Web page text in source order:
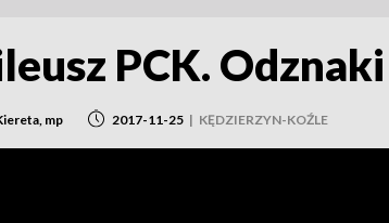
PCK.
mp 2017-11-25 | KĘDZIERZYN-KOŹLE